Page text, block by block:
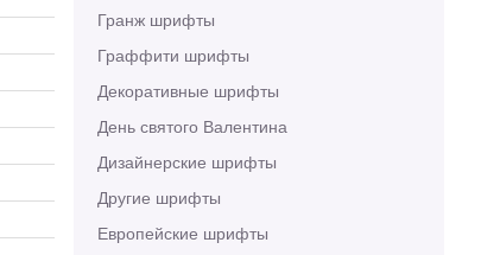
Гранж шрифты
Граффити шрифты
Декоративные шрифты
День святого Валентина
Дизайнерские шрифты
Другие шрифты
Европейские шрифты